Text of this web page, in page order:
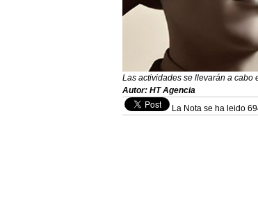
Las actividades se llevarán a cabo
Autor: HT Agencia
La Nota se ha leido